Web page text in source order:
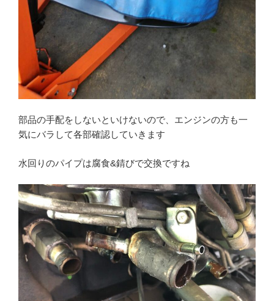
部品の手配をしないといけないので、エンジンの方も一
気にバラして各部確認していきます
水回りのパイプは腐食&錆びで交換ですね